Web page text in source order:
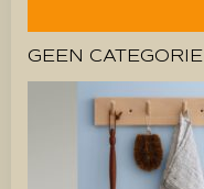
GEEN CATEGORIE